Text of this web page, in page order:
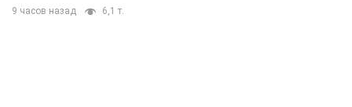
9 часов назад 6,1 т.